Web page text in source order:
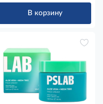
В корзину